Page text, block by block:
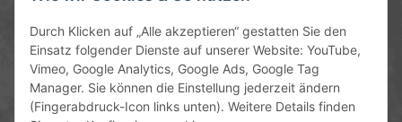
Durch Klicken auf „Alle akzeptieren“ gestatten Sie den
Einsatz folgender Dienste auf unserer Website: YouTube,
Vimeo, Google Analytics, Google Ads, Google Tag
Manager. Sie können die Einstellung jederzeit ändern
(Fingerabdruck-Icon links unten). Weitere Details finden
09372 / 70 80 90
Mo-Fr, 09:00-12:00 | 13:00-17:00 Uhr
Hinter den Straßenäckern 11-13
63906 Erlenbach